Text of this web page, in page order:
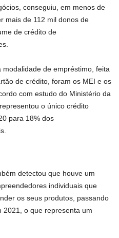
conseguiu, em menos de
mais de 112 mil donos de
de crédito de
de empréstimo, feita
de crédito, foram os MEI e os
com estudo do Ministério da
o único crédito
para 18% dos
detectou que houve um
individuais que
os seus produtos, passando
2021, o que representa um